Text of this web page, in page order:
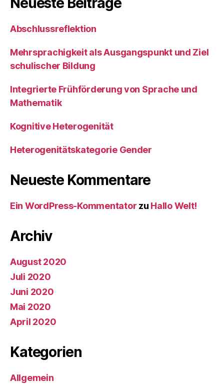
Abschlussreflektion
Mehrsprachigkeit als Ausgangspunkt und Ziel
schulischer Bildung
Integrierte Frühförderung von Sprache und
Mathematik
Kognitive Heterogenität
Heterogenitätskategorie Gender
Neueste Kommentare
Ein WordPress-Kommentator zu Hallo Welt!
Archiv
August 2020
Juli 2020
Juni 2020
Mai 2020
April 2020
Kategorien
Allgemein